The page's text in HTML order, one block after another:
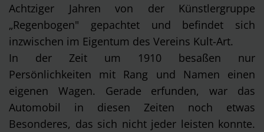
Achtziger Jahren von der Künstlergruppe
„Regenbogen" gepachtet und befindet sich
inzwischen im Eigentum des Vereins Kult-Art.
In der Zeit um 1910 besaßen nur
Persönlichkeiten mit Rang und Namen einen
eigenen Wagen. Gerade erfunden, war das
Automobil in diesen Zeiten noch etwas
Besonderes, das sich nicht jeder leisten konnte.